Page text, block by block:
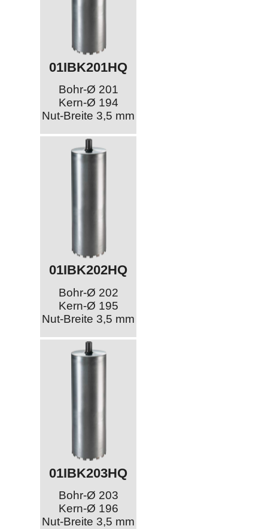
01IBK201HQ
Bohr-Ø 201
Kern-Ø 194
Nut-Breite 3,5 mm
01IBK202HQ
Bohr-Ø 202
Kern-Ø 195
Nut-Breite 3,5 mm
01IBK203HQ
Bohr-Ø 203
Kern-Ø 196
Nut-Breite 3,5 mm